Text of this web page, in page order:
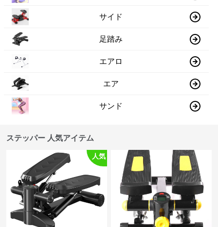
サイド
足踏み
エアロ
エア
サンド
ステッパー 人気アイテム
人気